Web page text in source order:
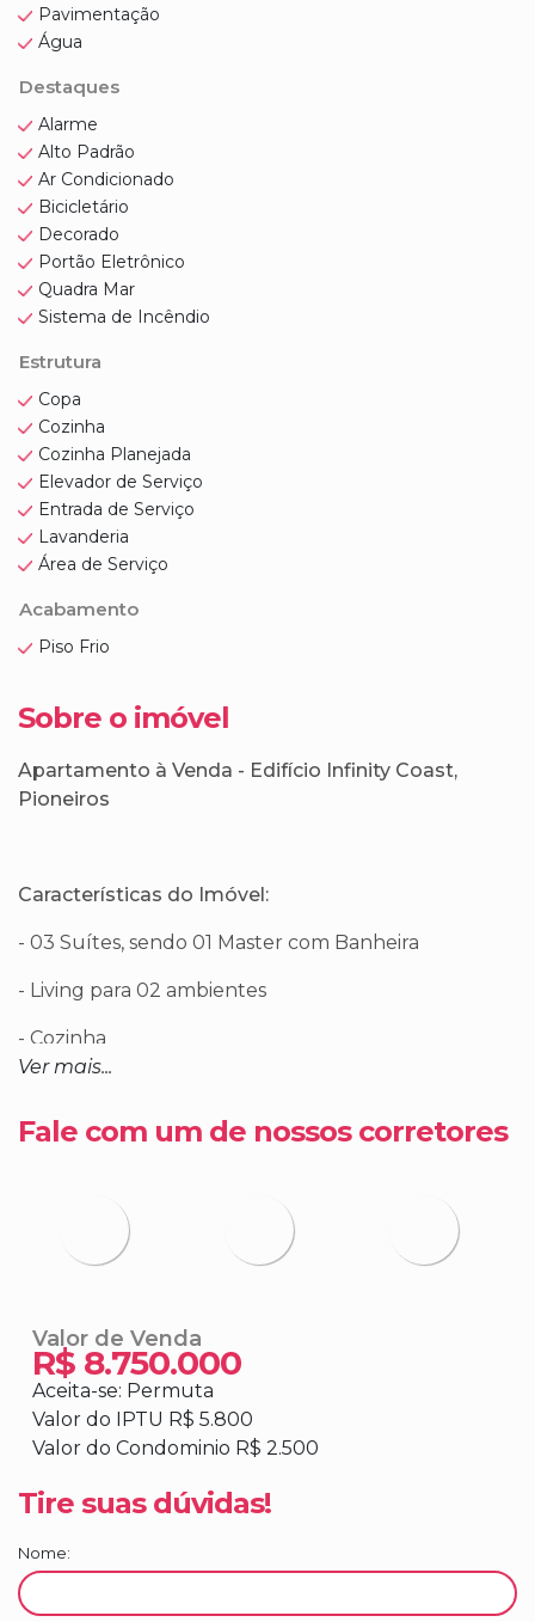
Pavimentação
Água
Destaques
Alarme
Alto Padrão
Ar Condicionado
Bicicletário
Decorado
Portão Eletrônico
Quadra Mar
Sistema de Incêndio
Estrutura
Copa
Cozinha
Cozinha Planejada
Elevador de Serviço
Entrada de Serviço
Lavanderia
Área de Serviço
Acabamento
Piso Frio
Sobre o imóvel
Apartamento à Venda - Edifício Infinity Coast,
Pioneiros
Características do Imóvel:
- 03 Suítes, sendo 01 Master com Banheira
- Living para 02 ambientes
- Cozinha
- Sacada
- Acesso Social e de Serviço
- Janela Infinity
- Planta em forma de asa delta
- 04 vagas de garagem
- Boa Localização
- Alto Padrão
- Área Privativa de 164,95m²
Ver mais...
Fale com um de nossos corretores
R$ 8.750.000
Valor de Venda
Aceita-se: Permuta
Valor do IPTU R$ 5.800
Valor do Condominio R$ 2.500
Tire suas dúvidas!
Nome: